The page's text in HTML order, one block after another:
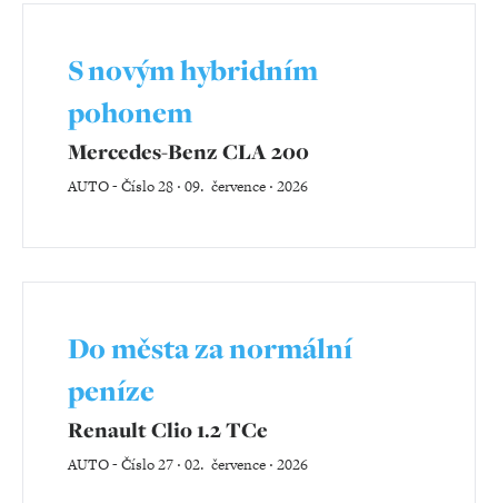
S novým hybridním
pohonem
Mercedes-Benz CLA 200
AUTO-Číslo 28 ‧ 09. července ‧ 2026
Do města za normální
peníze
Renault Clio 1.2 TCe
AUTO-Číslo 27 ‧ 02. července ‧ 2026